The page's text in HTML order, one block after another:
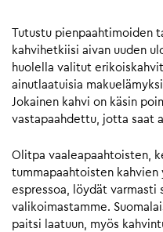
Tutustu
kahvihetkiisi aivan uuden
huolella valitut
ainutlaatuisia
Jokainen kahvi on käsin
vastapaahdettu, jotta saat
Olitpa vaaleapaahtoisten,
tummapaahtoisten
espressoa, löydät varmasti
valikoimastamme.
paitsi laatuun, myös